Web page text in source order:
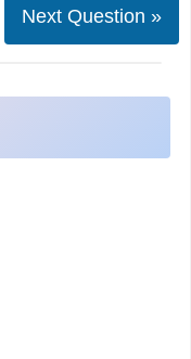
Next Question »